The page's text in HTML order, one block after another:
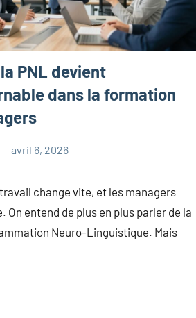
PNL devient
dans la formation
avril 6, 2026
change vite, et les managers
On entend de plus en plus parler de la
Neuro-Linguistique. Mais